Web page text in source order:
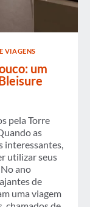
VIAGENS
um
pela Torre
as
interessantes,
utilizar seus
ano
de
uma viagem